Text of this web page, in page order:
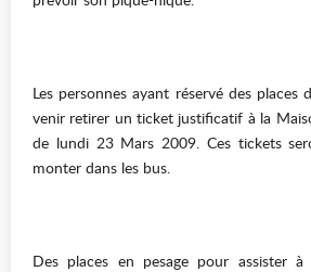
Les personnes ayant réservé des places
venir retirer un ticket justificatif à la
de lundi 23 Mars 2009. Ces tickets
monter dans les bus.
Des places en pesage pour assister